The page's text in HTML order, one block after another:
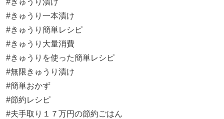
#きゅうり漬け
#きゅうり一本漬け
#きゅうり簡単レシピ
#きゅうり大量消費
#きゅうりを使った簡単レシピ
#無限きゅうり漬け
#簡単おかず
#節約レシピ
#夫手取り１７万円の節約ごはん